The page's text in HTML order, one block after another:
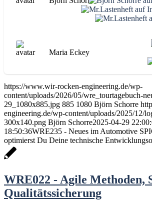
Maria Eckey
https://www.wir-rocken-engineering.de/wp-
content/uploads/2026/05/wre_tourtagebuch-
29_1080x885.jpg 885 1080 Björn Schorre
engineering.de/wp-content/uploads/2025/12/
300x140.png Björn Schorre2025-04-29
18:50:36WRE235 - Neues im Automotive
optimierst Du Deine technische
WRE022 - Agile Methoden,
Qualitätssicherung